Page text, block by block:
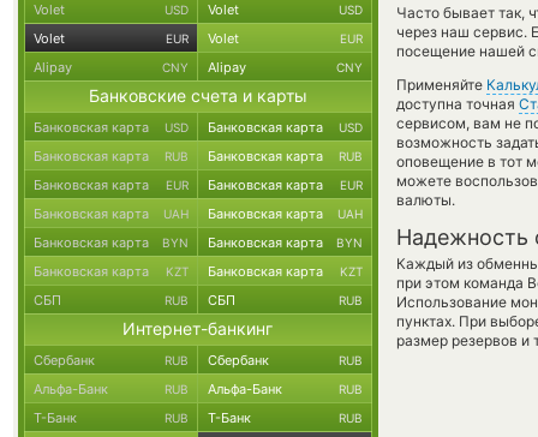
Часто бывает так,
через наш сервис.
посещение нашей
Применяйте
доступна точная
сервисом, вам не
возможность
оповещение в тот
можете
валюты.
Надежность
Каждый из
при этом команда
Использование
пунктах. При
размер резервов и
Volet USD Volet USD
Volet EUR Volet EUR
Alipay CNY Alipay CNY
Банковские счета и карты
Банковская карта USD Банковская карта USD
Банковская карта RUB Банковская карта RUB
Банковская карта EUR Банковская карта EUR
Банковская карта UAH Банковская карта UAH
Банковская карта BYN Банковская карта BYN
Банковская карта KZT Банковская карта KZT
СБП RUB СБП RUB
Интернет-банкинг
Сбербанк RUB Сбербанк RUB
Альфа-Банк RUB Альфа-Банк RUB
Т-Банк RUB Т-Банк RUB